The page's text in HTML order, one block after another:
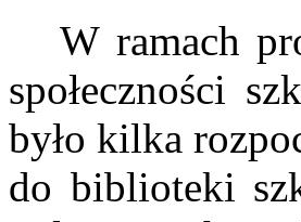
W ramach
społeczności
było kilka
do biblioteki